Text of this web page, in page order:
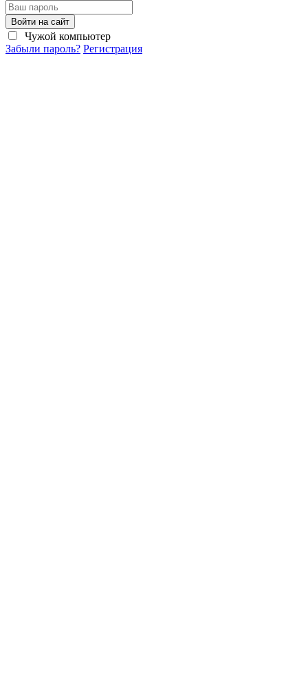
Войти на сайт
Чужой компьютер
Забыли пароль? Регистрация